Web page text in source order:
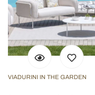
VIADURINI IN THE GARDEN